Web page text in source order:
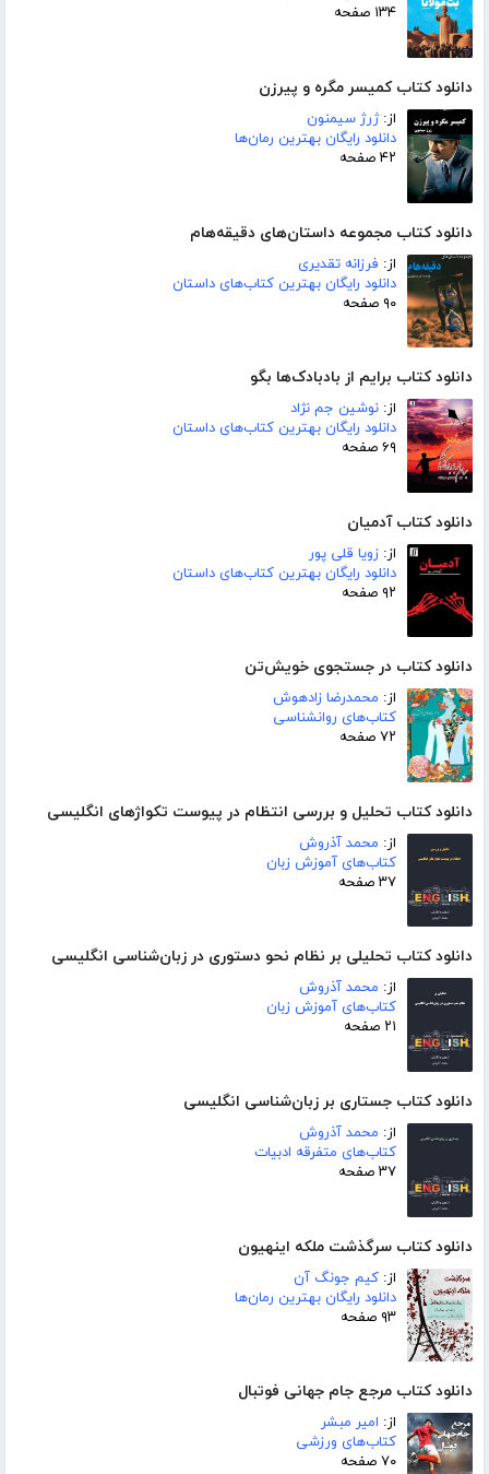
۱۳۴ صفحه
دانلود کتاب کمیسر مگره و پیرزن
از:ژرژ سیمنون
دانلود رایگان بهترین رمان‌ها
۴۲ صفحه
دانلود کتاب مجموعه داستان‌های دقیقه‌هام
از: فرزانه تقدیری
دانلود رایگان بهترین کتاب‌های داستان
۹۰ صفحه
دانلود کتاب برایم از بادبادک‌ها بگو
از: نوشین جم نژاد
دانلود رایگان بهترین کتاب‌های داستان
۶۹ صفحه
دانلود کتاب آدمیان
از: زویا قلی پور
دانلود رایگان بهترین کتاب‌های داستان
۹۲ صفحه
دانلود کتاب در جستجوی خویش‌تن
از: محمدرضا زادهوش
کتاب‌های روانشناسی
۷۲ صفحه
دانلود کتاب تحلیل و بررسی انتظام در پیوست تکواژهای انگلیسی
از: محمد آذروش
کتاب‌های آموزش زبان
۳۷ صفحه
دانلود کتاب تحلیلی بر نظام نحو دستوری در زبان‌شناسی انگلیسی
از: محمد آذروش
کتاب‌های آموزش زبان
۲۱ صفحه
دانلود کتاب جستاری بر زبان‌شناسی انگلیسی
از: محمد آذروش
کتاب‌های متفرقه ادبیات
۳۷ صفحه
دانلود کتاب سرگذشت ملکه اینهیون
از: کیم جونگ آن
دانلود رایگان بهترین رمان‌ها
۹۳ صفحه
دانلود کتاب مرجع جام جهانی فوتبال
از: امیر مبشر
کتاب‌های ورزشی
۷۰ صفحه